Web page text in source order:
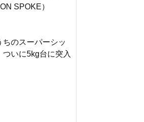
SPOKE）
ちのスーパーシッ
ついに5kg台に突入